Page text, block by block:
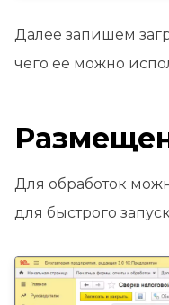
Далее запишем
чего ее можно
Для обработок
для быстрого